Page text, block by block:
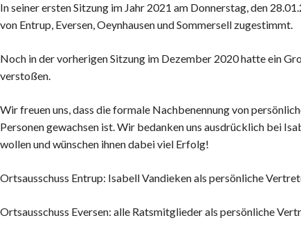
In seiner ersten Sitzung im Jahr 2021 am Donnerstag, den
von Entrup, Eversen, Oeynhausen und Sommersell zugestimmt.
Noch in der vorherigen Sitzung im Dezember 2020 hatte ein
verstoßen.
Wir freuen uns, dass die formale Nachbenennung von
Personen gewachsen ist. Wir bedanken uns ausdrücklich bei
wollen und wünschen ihnen dabei viel Erfolg!
Ortsausschuss Entrup: Isabell Vandieken als persönliche
Ortsausschuss Eversen: alle Ratsmitglieder als persönliche